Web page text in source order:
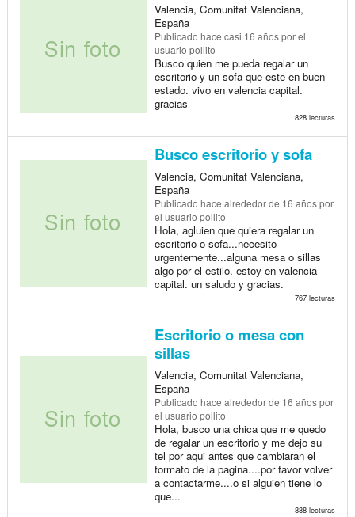
Valencia, Comunitat Valenciana,
España
Publicado hace casi 16 añospor el
usuario pollito
Busco quien me pueda regalar un
escritorio y un sofa que este en buen
estado. vivo en valencia capital.
gracias
828 lecturas
Busco escritorio y sofa
Valencia, Comunitat Valenciana,
España
Publicado hace alrededor de 16 añospor
el usuario pollito
Hola, agluien que quiera regalar un
escritorio o sofa...necesito
urgentemente...alguna mesa o sillas
algo por el estilo. estoy en valencia
capital. un saludo y gracias.
767 lecturas
Escritorio o mesa con
sillas
Valencia, Comunitat Valenciana,
España
Publicado hace alrededor de 16 añospor
el usuario pollito
Hola, busco una chica que me quedo
de regalar un escritorio y me dejo su
tel por aqui antes que cambiaran el
formato de la pagina....por favor volver
a contactarme....o si alguien tiene lo
que...
888 lecturas